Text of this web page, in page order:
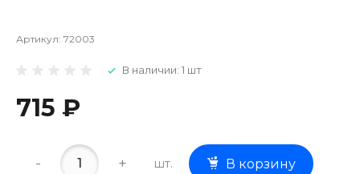
Артикул: 72003
В наличии: 1 шт
715 ₽
- + шт. В корзину